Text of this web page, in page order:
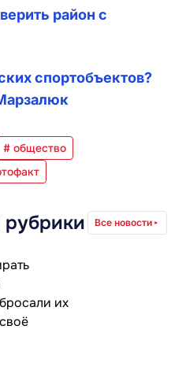
район с
спортобъектов?
# общество
рубрики Все новости